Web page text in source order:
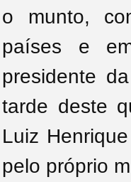
o munto,
países e
presidente
tarde deste
Luiz
pelo próprio